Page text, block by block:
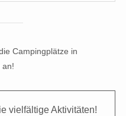
Campingplätze in
an!
vielfältige Aktivitäten!